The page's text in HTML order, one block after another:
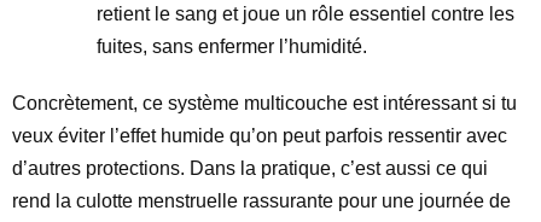
retient le sang et joue un rôle essentiel contre les
fuites, sans enfermer l’humidité.
Concrètement, ce système multicouche est intéressant si tu
veux éviter l’effet humide qu’on peut parfois ressentir avec
d’autres protections. Dans la pratique, c’est aussi ce qui
rend la culotte menstruelle rassurante pour une journée de